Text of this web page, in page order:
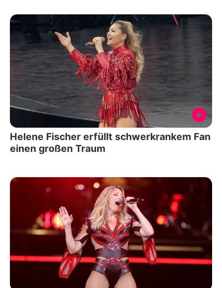
Helene Fischer erfüllt schwerkrankem Fan
einen großen Traum